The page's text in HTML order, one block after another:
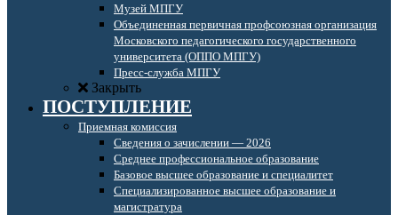
Музей МПГУ
Объединенная первичная профсоюзная организация
Московского педагогического государственного
университета (ОППО МПГУ)
Пресс-служба МПГУ
Закрыть
ПОСТУПЛЕНИЕ
Приемная комиссия
Сведения о зачислении — 2026
Среднее профессиональное образование
Базовое высшее образование и специалитет
Специализированное высшее образование и
магистратура